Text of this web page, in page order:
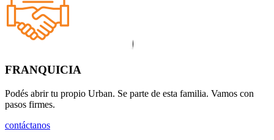
FRANQUICIA
Podés abrir tu propio Urban. Se parte de esta familia. Vamos con
pasos firmes.
contáctanos